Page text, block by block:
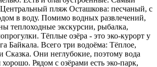
пляж Осташкова: песчаный, с
в воду. Помимо водных развлечений,
теплоходные экскурсии, рыбалка,
Тёплые озёра - это эко-курорт у
Байкала. Всего три водоёма: Тёплое,
Сказка. Они неглубокие, поэтому вода
хорошо. Рядом с озёрами есть эко-парк,